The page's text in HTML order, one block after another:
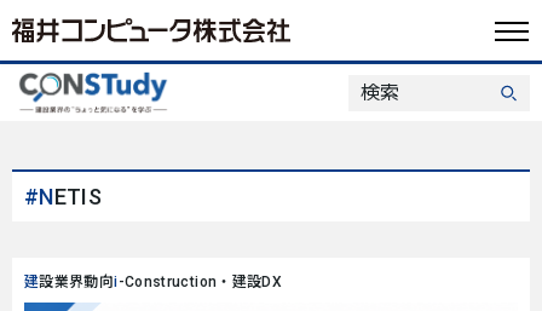
#NETIS
建設業界動向 i-Construction・建設DX